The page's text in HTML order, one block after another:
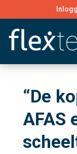
“De
AFAS